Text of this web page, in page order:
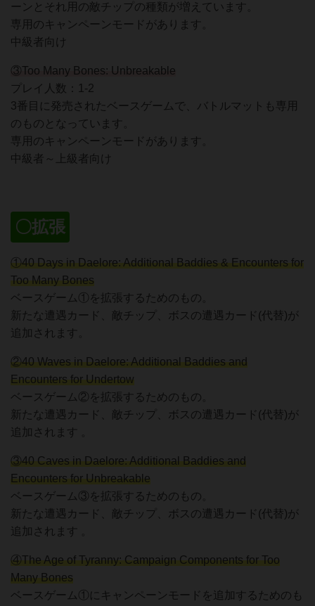
ーンとそれ用の敵チップの種類が増えています。
専用のキャンペーンモードがあります。
中級者向け
③Too Many Bones: Unbreakable
プレイ人数：1-2
3番目に発売されたベースゲームで、バトルマットも専用
のものとなっています。
専用のキャンペーンモードがあります。
中級者～上級者向け
〇拡張
①40 Days in Daelore: Additional Baddies & Encounters for
Too Many Bones
ベースゲーム①を拡張するためのもの。
新たな遭遇カード、敵チップ、ボスの遭遇カード(代替)が
追加されます。
②40 Waves in Daelore: Additional Baddies and
Encounters for Undertow
ベースゲーム②を拡張するためのもの。
新たな遭遇カード、敵チップ、ボスの遭遇カード(代替)が
追加されます 。
③40 Caves in Daelore: Additional Baddies and
Encounters for Unbreakable
ベースゲーム③を拡張するためのもの。
新たな遭遇カード、敵チップ、ボスの遭遇カード(代替)が
追加されます 。
④The Age of Tyranny: Campaign Components for Too
Many Bones
ベースゲーム①にキャンペーンモードを追加するためのも